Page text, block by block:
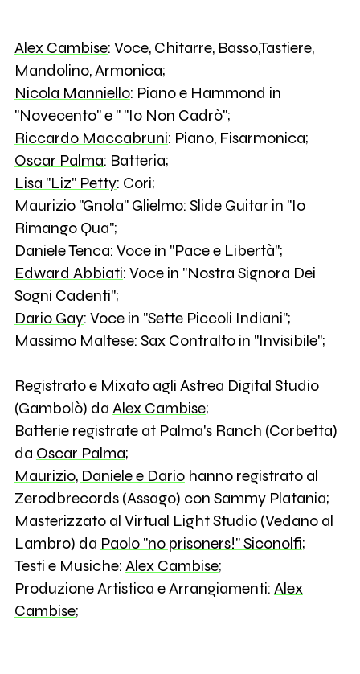
Alex Cambise: Voce, Chitarre, Basso,Tastiere,
Mandolino, Armonica;
Nicola Manniello: Piano e Hammond in
"Novecento" e " "Io Non Cadrò";
Riccardo Maccabruni: Piano, Fisarmonica;
Oscar Palma: Batteria;
Lisa "Liz" Petty: Cori;
Maurizio "Gnola" Glielmo: Slide Guitar in "Io
Rimango Qua";
Daniele Tenca: Voce in "Pace e Libertà";
Edward Abbiati: Voce in "Nostra Signora Dei
Sogni Cadenti";
Dario Gay: Voce in "Sette Piccoli Indiani";
Massimo Maltese: Sax Contralto in "Invisibile";
Registrato e Mixato agli Astrea Digital Studio
(Gambolò) da Alex Cambise;
Batterie registrate at Palma's Ranch (Corbetta)
da Oscar Palma;
Maurizio, Daniele e Dariohanno registrato al
Zerodbrecords (Assago) con Sammy Platania;
Masterizzato al Virtual Light Studio (Vedano al
Lambro) da Paolo "no prisoners!" Siconolfi;
Testi e Musiche: Alex Cambise;
Produzione Artistica e Arrangiamenti: Alex
Cambise;